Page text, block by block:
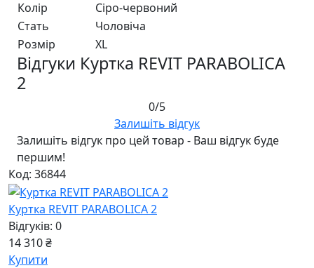
Колір
Сiро-червоний
Стать
Чоловiча
Розмір
XL
Відгуки Куртка REVIT PARABOLICA
2
0/5
Залишіть відгук
Залишіть відгук про цей товар - Ваш відгук буде
першим!
Код: 36844
Куртка REVIT PARABOLICA 2
Відгуків: 0
14 310 ₴
Купити